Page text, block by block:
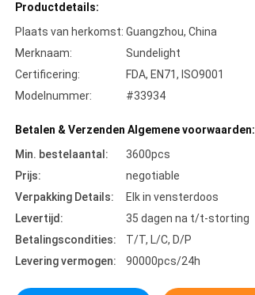
Productdetails:
Plaats van herkomst: Guangzhou, China
Merknaam:
Sundelight
Certificering:
FDA, EN71, ISO9001
Modelnummer:
#33934
Betalen & Verzenden Algemene voorwaarden:
Min. bestelaantal:
3600pcs
Prijs:
negotiable
Verpakking Details:
Elk in vensterdoos
Levertijd:
35 dagen na t/t-storting
Betalingscondities:
T/T, L/C, D/P
Levering vermogen:
90000pcs/24h